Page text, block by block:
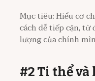
Mục tiêu: Hiểu cơ
cách dễ tiếp cận,
lượng của chính
#2 Ti thể